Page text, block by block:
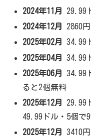
2024年11月
29.99
2024年12月
2860
2025年02月
34.99
2025年04月
34.99
2025年06月
34.99
ると2個無料
2025年12月
29.99
49.99ドル・5個で
2025年12月
3410